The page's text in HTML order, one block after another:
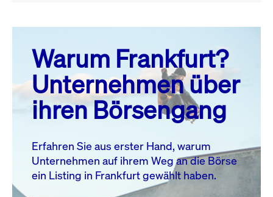
August 26
MO. DI. MI. DO. FR. SA. SO.
1
2
3
4 5 6 7 8
10 11 13 14
17
18 19 20 21 22
23
27 28
Warum Frankfurt?
Unternehmen über
ihren Börsengang
Erfahren Sie aus erster Hand, warum
Unternehmen auf ihrem Weg an die Börse
ein Listing in Frankfurt gewählt haben.